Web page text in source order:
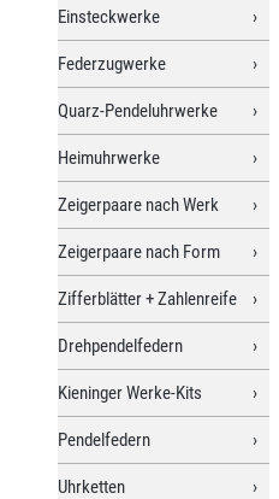
Einsteckwerke
Federzugwerke
Quarz-Pendeluhrwerke
Heimuhrwerke
Zeigerpaare nach Werk
Zeigerpaare nach Form
Zifferblätter + Zahlenreife
Drehpendelfedern
Kieninger Werke-Kits
Pendelfedern
Uhrketten